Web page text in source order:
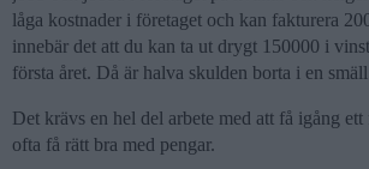
låga kostnader i företaget och kan fakturera
innebär det att du kan ta ut drygt 150000 i
första året. Då är halva skulden borta i en
Det krävs en hel del arbete med att få igång
ofta få rätt bra med pengar.